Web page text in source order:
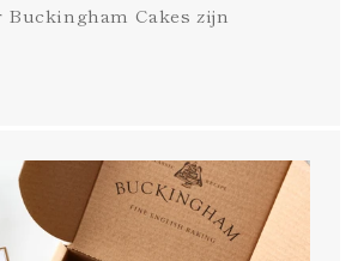
Cakes zijn